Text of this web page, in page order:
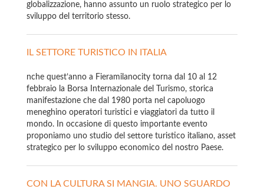
globalizzazione, hanno assunto un ruolo strategico per lo
sviluppo del territorio stesso.
IL SETTORE TURISTICO IN ITALIA
nche quest’anno a Fieramilanocity torna dal 10 al 12
febbraio la Borsa Internazionale del Turismo, storica
manifestazione che dal 1980 porta nel capoluogo
meneghino operatori turistici e viaggiatori da tutto il
mondo. In occasione di questo importante evento
proponiamo uno studio del settore turistico italiano, asset
strategico per lo sviluppo economico del nostro Paese.
CON LA CULTURA SI MANGIA. UNO SGUARDO